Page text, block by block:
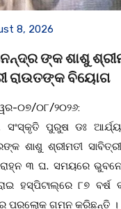
8, 2026
ଶୁଖିଲା
ବନ୍ୟା ବିପନ୍ନଙ୍କ
ଯୁବ କଂଗ୍ରେସ
ବଣ୍ଟନ କରାଯାଇଥିବା
କସପା, ତରପଦା,
ଦୁଦୁରାଅଣ୍ଟା, କମାରଡିହ,
ପ୍ରାୟ ୧୫ ଶହ